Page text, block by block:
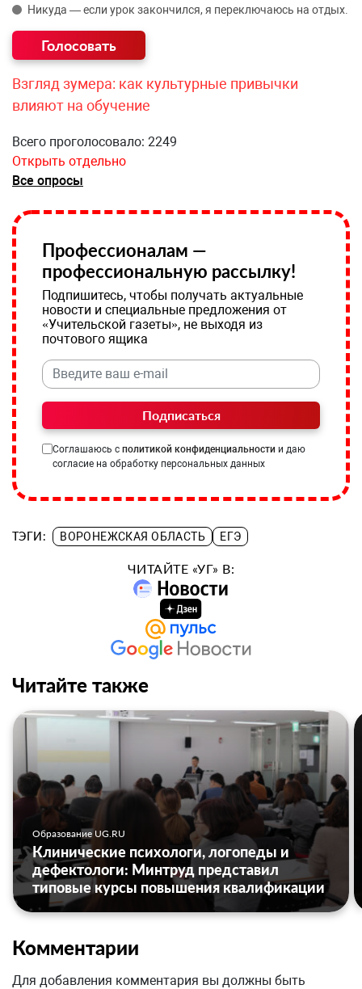
Никуда — если урок закончился, я переключаюсь на отдых.
Взгляд зумера: как культурные привычки
влияют на обучение
Всего проголосовало: 2249
Открыть отдельно
Все опросы
Профессионалам —
профессиональную рассылку!
Подпишитесь, чтобы получать актуальные
новости и специальные предложения от
«Учительской газеты», не выходя из
почтового ящика
Подписаться
Соглашаюсь с политикой конфиденциальности и даю
согласие на обработку персональных данных
ТЭГИ: ВОРОНЕЖСКАЯ ОБЛАСТЬ ЕГЭ
ЧИТАЙТЕ «УГ» В:
Читайте также
Образование UG.RU
Клинические психологи, логопеды и
дефектологи: Минтруд представил
типовые курсы повышения квалификации
Комментарии
Для добавления комментария вы должны быть